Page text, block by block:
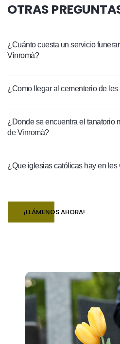
OTRAS
¿Cuánto cuesta un servicio
Vinromà?
¿Como llegar al cementerio de
¿Donde se encuentra el tanatorio
de Vinromà?
¿Que iglesias católicas hay en
¡LLÁMENOS AHORA!